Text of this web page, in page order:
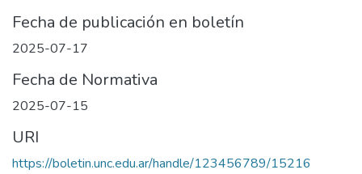
Fecha de publicación en boletín
2025-07-17
Fecha de Normativa
2025-07-15
URI
https://boletin.unc.edu.ar/handle/123456789/15216